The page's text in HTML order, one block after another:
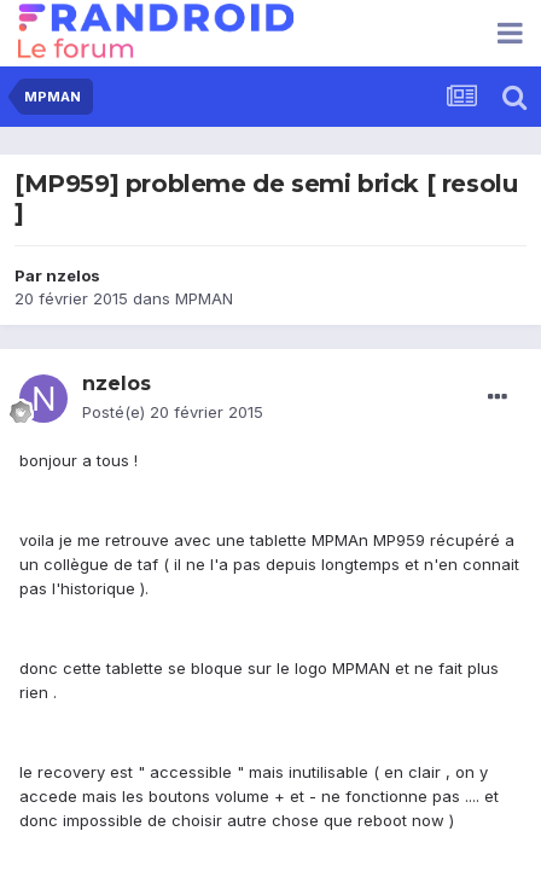
MPMAN
[MP959] probleme de semi brick [ resolu
]
Par nzelos
20 février 2015 dans MPMAN
nzelos
Posté(e) 20 février 2015
bonjour a tous !
voila je me retrouve avec une tablette MPMAn MP959 récupéré a
un collègue de taf ( il ne l'a pas depuis longtemps et n'en connait
pas l'historique ).
donc cette tablette se bloque sur le logo MPMAN et ne fait plus
rien .
le recovery est " accessible " mais inutilisable ( en clair , on y
accede mais les boutons volume + et - ne fonctionne pas .... et
donc impossible de choisir autre chose que reboot now )